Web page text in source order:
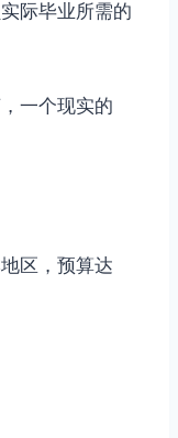
际毕业所需的
一个现实的
区，预算达